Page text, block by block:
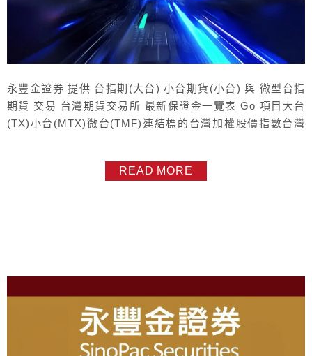
永豐金證券 提供 台指期(大台) 小台期貨(小台) 與 微型台指
期貨 交易 台灣期貨交易所 最新保證金一覽表 Go 項目大台
(TX)小台(MTX)微台(TMF)連結標的台灣加權股價指數台灣
247,000元68,250元17,800元合約價值*(台幣)成交價*200成
READ MORE